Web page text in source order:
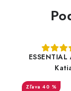
ESSENTIAL
40 %